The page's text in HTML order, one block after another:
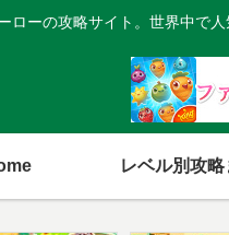
ローの攻略サイト。世界中で
レベル別攻